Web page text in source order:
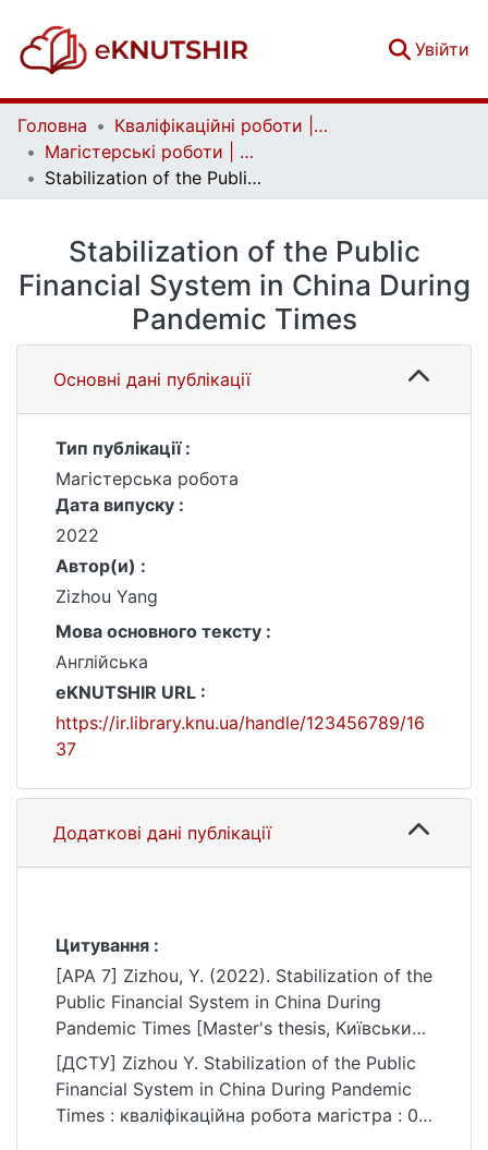
Увійти
Головна
Кваліфікаційні роботи | Qualifying works
Магістерські роботи | Master's theses
Stabilization of the Public Financial System in China During Pandemic Times
Stabilization of the Public
Financial System in China During
Pandemic Times
Основні дані публікації
Тип публікації :
Магістерська робота
Дата випуску :
2022
Автор(и) :
Zizhou Yang
Мова основного тексту :
Англійська
eKNUTSHIR URL :
https://ir.library.knu.ua/handle/123456789/16
37
Додаткові дані публікації
Цитування :
[APA 7] Zizhou, Y. (2022). Stabilization of the
Public Financial System in China During
Pandemic Times [Master's thesis, Київський
національний університет імені Тараса
Шевченка]. eKNUTSHIR.
https://ir.library.knu.ua/handle/123456789/16
[ДСТУ] Zizhou Y. Stabilization of the Public
Financial System in China During Pandemic
Times : кваліфікаційна робота магістра : 07